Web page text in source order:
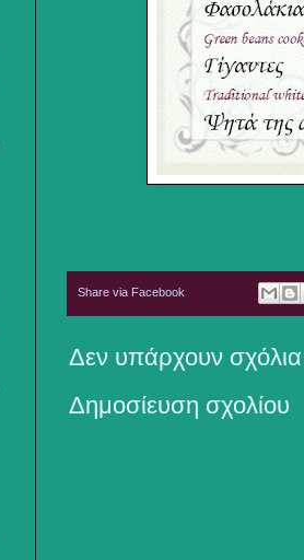
Share via Facebook
Δεν υπάρχουν
Δημοσίευση σχολίου